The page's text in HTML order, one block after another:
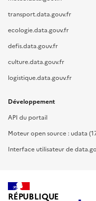
transport.data.gouv.fr
ecologie.data.gouv.fr
defis.data.gouv.fr
culture.data.gouv.fr
logistique.data.gouv.fr
Développement
API du portail
Moteur open source : udata
Interface utilisateur de
RÉPUBLIQUE